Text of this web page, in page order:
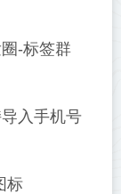
-标签群
入手机号
标